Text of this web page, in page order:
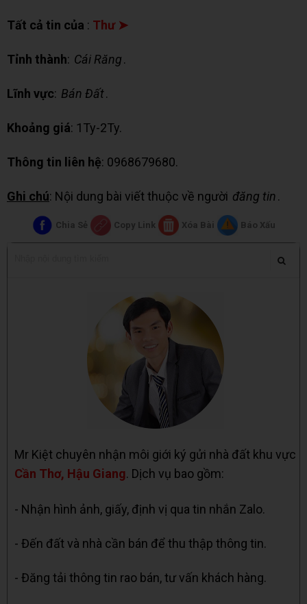
Tất cả tin của : Thư ➤
Tỉnh thành: Cái Răng.
Lĩnh vực: Bán Đất.
Khoảng giá: 1Ty-2Ty.
Thông tin liên hệ: 0968679680.
Ghi chú: Nội dung bài viết thuộc về người đăng tin.
Chia Sẻ Copy Link Xóa Bài Báo Xấu
Mr Kiệt chuyên nhận môi giới ký gửi nhà đất khu vực
Cần Thơ, Hậu Giang. Dịch vụ bao gồm:
- Nhận hình ảnh, giấy, định vị qua tin nhắn Zalo.
- Đến đất và nhà cần bán để thu thập thông tin.
- Đăng tải thông tin rao bán, tư vấn khách hàng.